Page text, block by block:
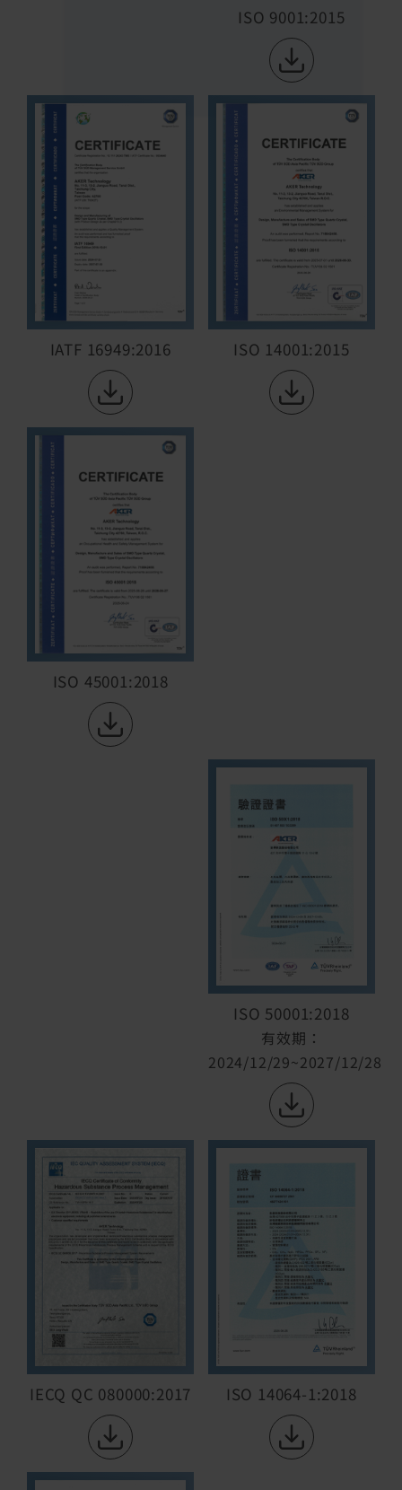
ISO 9001:2015
IATF 16949:2016 ISO 14001:2015
ISO 45001:2018
ISO 50001:2018
有效期：
2024/12/29~2027/12/28
IECQ QC 080000:2017 ISO 14064-1:2018